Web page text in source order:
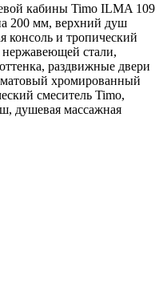
кабины Timo ILMA 109
200 мм, верхний душ
консоль и тропический
стали,
раздвижные двери
хромированный
смеситель Timo,
душевая массажная